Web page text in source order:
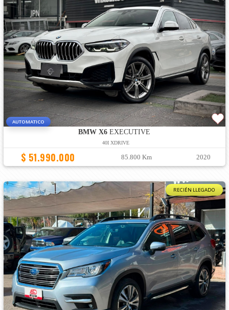
AUTOMATICO
BMW X6 EXECUTIVE
40I XDRIVE
$ 51.990.000 85.800 Km 2020
RECIÉN LLEGADO